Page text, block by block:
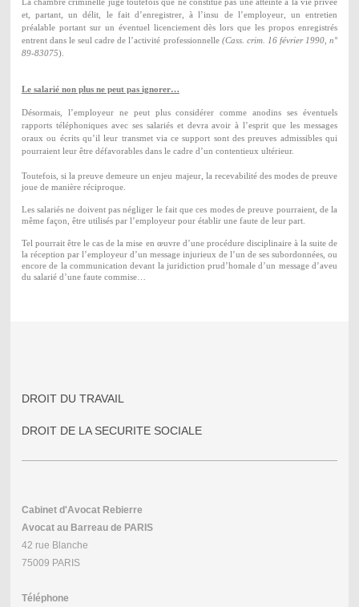
et, partant, un délit, le fait d’enregistrer, à l’insu de l’employeur, un entretien
préalable portant sur un éventuel licenciement dès lors que les propos enregistrés
entrent dans le seul cadre de l’activité professionnelle (Cass. crim. 16 février 1990, n°
89-83075).
Le salarié non plus ne peut pas ignorer…
Désormais, l’employeur ne peut plus considérer comme anodins ses éventuels
rapports téléphoniques avec ses salariés et devra avoir à l’esprit que les messages
oraux ou écrits qu’il leur transmet via ce support sont des preuves admissibles qui
pourraient leur être défavorables dans le cadre d’un contentieux ultérieur.
Toutefois, si la preuve demeure un enjeu majeur, la recevabilité des modes de preuve
joue de manière réciproque.
Les salariés ne doivent pas négliger le fait que ces modes de preuve pourraient, de la
même façon, être utilisés par l’employeur pour établir une faute de leur part.
Tel pourrait être le cas de la mise en œuvre d’une procédure disciplinaire à la suite de
la réception par l’employeur d’un message injurieux de l’un de ses subordonnées, ou
encore de la communication devant la juridiction prud’homale d’un message d’aveu
du salarié d’une faute commise…
DROIT DU TRAVAIL
DROIT DE LA SECURITE SOCIALE
Cabinet d'Avocat Rebierre
Avocat au Barreau de PARIS
42 rue Blanche
75009 PARIS
Téléphone